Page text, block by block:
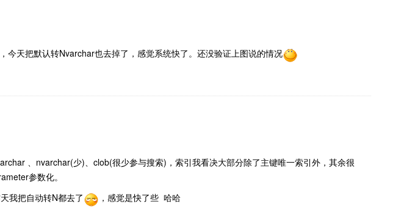
今天把默认转Nvarchar也去掉了，感觉系统快了。还没验证上图说的情况
、nvarchar(少)、clob(很少参与搜索)，索引我看决大部分除了主键唯一索引外，其余很
参数化。
我把自动转N都去了
，感觉是快了些 哈哈